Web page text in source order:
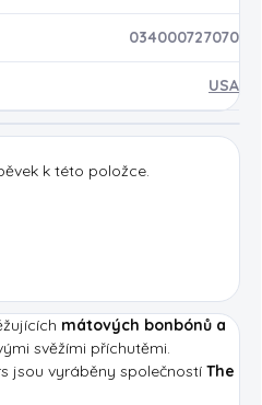
034000727070
USA
k této položce.
mátových bonbónů a
svěžími příchutěmi.
jsou vyráběny společností The